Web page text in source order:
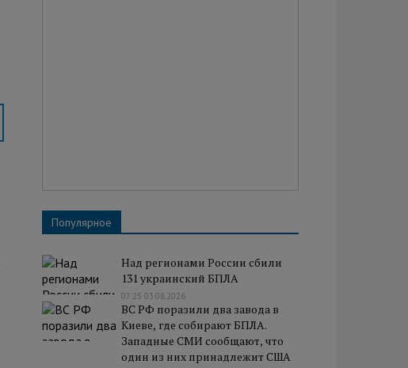
Популярное
Над регионами России сбили
131 украинский БПЛА
07:25 03.08.2026
ВС РФ поразили два завода в
Киеве, где собирают БПЛА.
Западные СМИ сообщают, что
один из них принадлежит США